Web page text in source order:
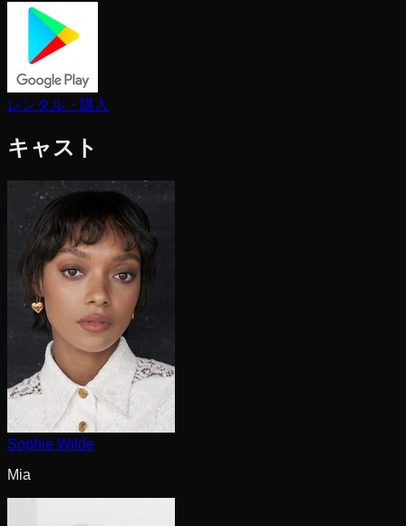
レンタル・購入
キャスト
Sophie Wilde
Mia